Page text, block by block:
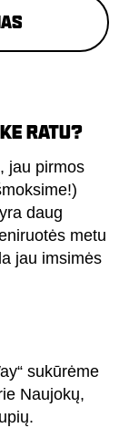
RATU?
jau pirmos
daug
metu
jau imsimės
sukūrėme
Naujokų,